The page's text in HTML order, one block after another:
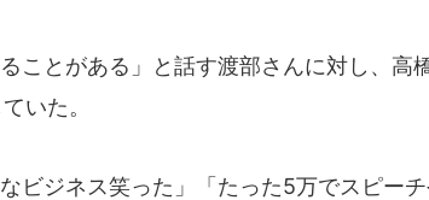
ことがある」と話す渡部さんに対し、高
いた。
ビジネス笑った」「たった5万でスピー